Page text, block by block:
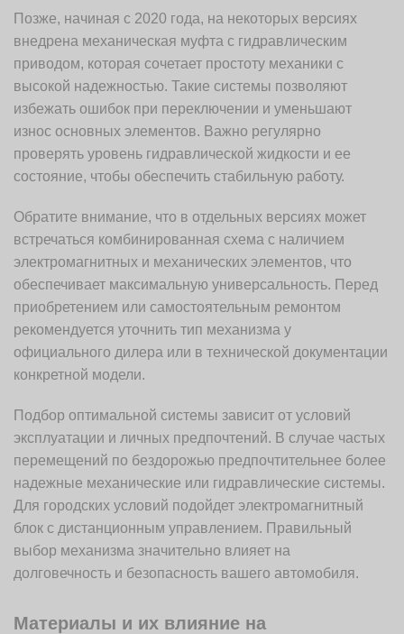
Позже, начиная с 2020 года, на некоторых версиях
внедрена механическая муфта с гидравлическим
приводом, которая сочетает простоту механики с
высокой надежностью. Такие системы позволяют
избежать ошибок при переключении и уменьшают
износ основных элементов. Важно регулярно
проверять уровень гидравлической жидкости и ее
состояние, чтобы обеспечить стабильную работу.
Обратите внимание, что в отдельных версиях может
встречаться комбинированная схема с наличием
электромагнитных и механических элементов, что
обеспечивает максимальную универсальность. Перед
приобретением или самостоятельным ремонтом
рекомендуется уточнить тип механизма у
официального дилера или в технической документации
конкретной модели.
Подбор оптимальной системы зависит от условий
эксплуатации и личных предпочтений. В случае частых
перемещений по бездорожью предпочтительнее более
надежные механические или гидравлические системы.
Для городских условий подойдет электромагнитный
блок с дистанционным управлением. Правильный
выбор механизма значительно влияет на
долговечность и безопасность вашего автомобиля.
Материалы и их влияние на